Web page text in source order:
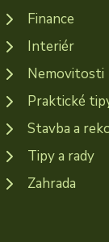
Finance
Interiér
Nemovitosti
Praktické
Stavba a
Tipy a rady
Zahrada